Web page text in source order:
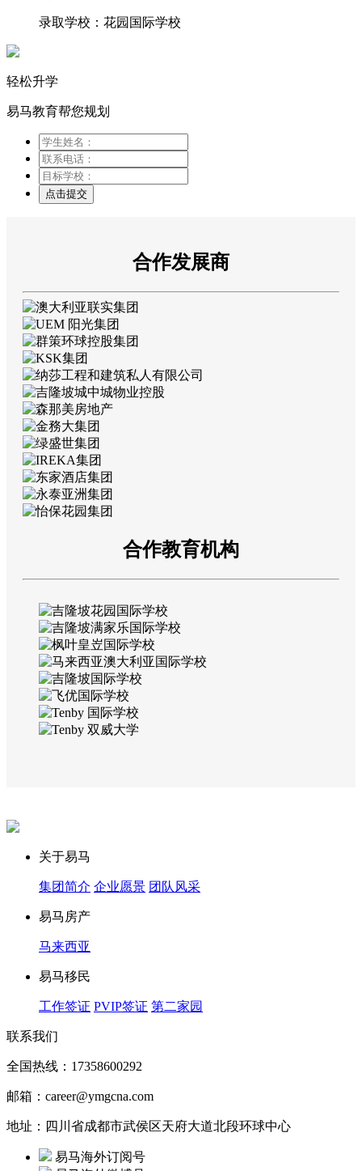
录取学校：花园国际学校
轻松升学
易马教育帮您规划
点击提交
合作发展商
合作教育机构
关于易马
集团简介 企业愿景 团队风采
易马房产
马来西亚
易马移民
工作签证 PVIP签证 第二家园
联系我们
全国热线：17358600292
邮箱：career@ymgcna.com
地址：四川省成都市武侯区天府大道北段环球中心
易马海外订阅号